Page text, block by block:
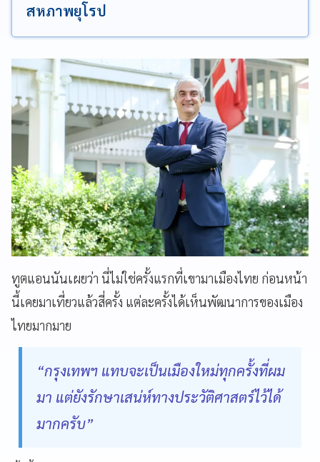
สหภาพยุโรป
ทูตแอนนันเผยว่า นี่ไม่ใช่ครั้งแรกที่เขามาเมืองไทย ก่อนหน้า
นี้เคยมาเที่ยวแล้วสี่ครั้ง แต่ละครั้งได้เห็นพัฒนาการของเมือง
ไทยมากมาย
“กรุงเทพฯ แทบจะเป็นเมืองใหม่ทุกครั้งที่ผม
มา แต่ยังรักษาเสน่ห์ทางประวัติศาสตร์ไว้ได้
มากครับ”